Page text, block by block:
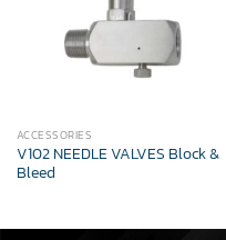
ACCESSORIES
V102 NEEDLE VALVES Block &
Bleed